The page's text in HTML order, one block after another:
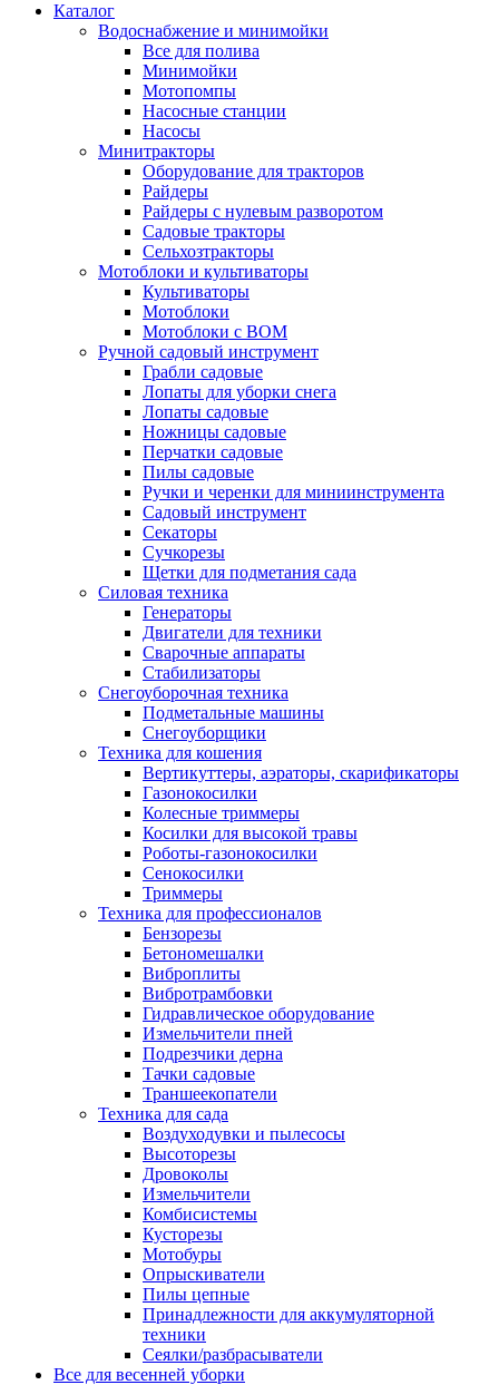
Каталог
Водоснабжение и минимойки
Все для полива
Минимойки
Мотопомпы
Насосные станции
Насосы
Минитракторы
Оборудование для тракторов
Райдеры
Райдеры с нулевым разворотом
Садовые тракторы
Сельхозтракторы
Мотоблоки и культиваторы
Культиваторы
Мотоблоки
Мотоблоки с ВОМ
Ручной садовый инструмент
Грабли садовые
Лопаты для уборки снега
Лопаты садовые
Ножницы садовые
Перчатки садовые
Пилы садовые
Ручки и черенки для миниинструмента
Садовый инструмент
Секаторы
Сучкорезы
Щетки для подметания сада
Силовая техника
Генераторы
Двигатели для техники
Сварочные аппараты
Стабилизаторы
Снегоуборочная техника
Подметальные машины
Снегоуборщики
Техника для кошения
Вертикуттеры, аэраторы, скарификаторы
Газонокосилки
Колесные триммеры
Косилки для высокой травы
Роботы-газонокосилки
Сенокосилки
Триммеры
Техника для профессионалов
Бензорезы
Бетономешалки
Виброплиты
Вибротрамбовки
Гидравлическое оборудование
Измельчители пней
Подрезчики дерна
Тачки садовые
Траншеекопатели
Техника для сада
Воздуходувки и пылесосы
Высоторезы
Дровоколы
Измельчители
Комбисистемы
Кусторезы
Мотобуры
Опрыскиватели
Пилы цепные
Принадлежности для аккумуляторной
техники
Сеялки/разбрасыватели
Все для весенней уборки